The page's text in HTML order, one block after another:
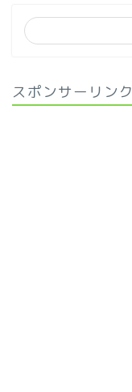
スポンサーリンク